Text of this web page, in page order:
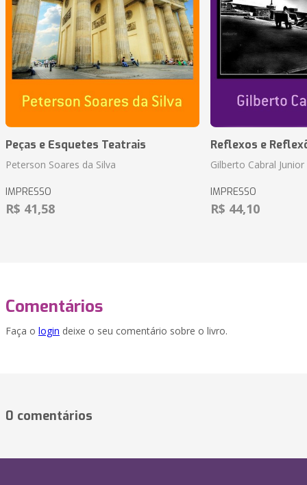
Peças e Esquetes Teatrais
Peterson Soares da Silva
IMPRESSO
R$ 41,58
Reflexos e
Gilberto Cabral Junior
IMPRESSO
R$ 44,10
Comentários
Faça o login deixe o seu comentário sobre o livro.
0 comentários